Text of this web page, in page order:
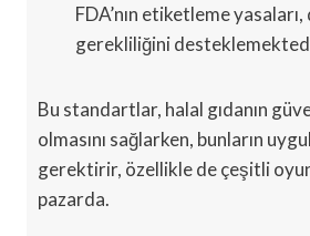
FDA’nın etiketleme
gerekliliğini
Bu standartlar, halal gıdanın
olmasını sağlarken, bunların
gerektirir, özellikle de çeşitli
pazarda.